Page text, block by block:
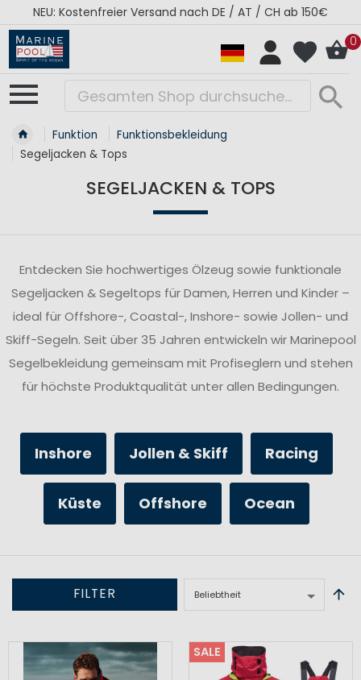
RÉGATES ROYALES Kollektion - Super Sale
0
Funktion
Funktionsbekleidung
Segeljacken & Tops
SEGELJACKEN & TOPS
Entdecken Sie hochwertiges Ölzeug sowie funktionale
Segeljacken & Segeltops für Damen, Herren und Kinder –
ideal für Offshore-, Coastal-, Inshore- sowie Jollen- und
Skiff-Segeln. Seit über 35 Jahren entwickeln wir Marinepool
Segelbekleidung gemeinsam mit Profiseglern und stehen
für höchste Produktqualität unter allen Bedingungen.
Inshore Jollen & Skiff Racing
Küste Offshore Ocean
FILTER
SALE